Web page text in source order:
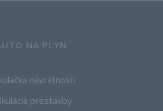
NA PLYN
návratnosti
prestavby